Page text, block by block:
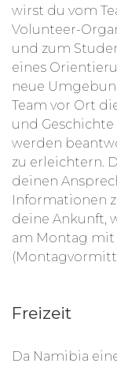
wirst du vom
Volunteer-
und zum
eines
neue
Team vor Ort
und
werden
zu erleichtern.
deinen
Informationen
deine Ankunft,
am Montag
Freizeit
Da Namibia